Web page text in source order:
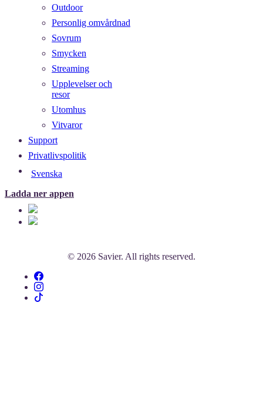
Outdoor
Personlig omvårdnad
Sovrum
Smycken
Streaming
Upplevelser och
resor
Utomhus
Vitvaror
Support
Privatlivspolitik
Svenska
Ladda ner appen
© 2026 Savier. All rights reserved.